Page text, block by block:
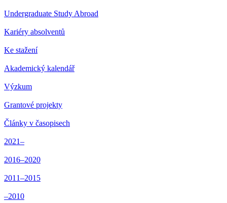
Undergraduate Study Abroad
Kariéry absolventů
Ke stažení
Akademický kalendář
Výzkum
Grantové projekty
Články v časopisech
2021–
2016–2020
2011–2015
–2010